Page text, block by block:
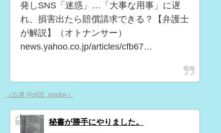
発しSNS「迷惑」…「大事な用事」に遅
れ、損害出たら賠償請求できる？【弁護士
が解説】（オトナンサー）
news.yahoo.co.jp/articles/cfb67…
（出典 @st01_madox）
秘書が勝手にやりました。